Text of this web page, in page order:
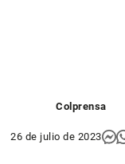
Colprensa
26 de julio de 2023